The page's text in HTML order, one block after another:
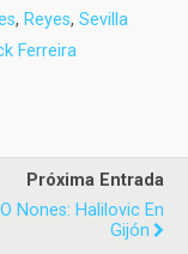
, Reyes, Sevilla
Ferreira
Próxima Entrada
Nones: Halilovic En
Gijón